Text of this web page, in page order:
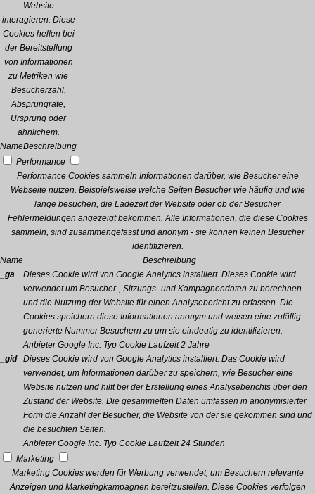
Website
interagieren. Diese
Cookies helfen bei
der Bereitstellung
von Informationen
zu Metriken wie
Besucherzahl,
Absprungrate,
Ursprung oder
ähnlichem.
NameBeschreibung
Performance
Performance Cookies sammeln Informationen darüber, wie Besucher eine
Webseite nutzen. Beispielsweise welche Seiten Besucher wie häufig und wie
lange besuchen, die Ladezeit der Website oder ob der Besucher
Fehlermeldungen angezeigt bekommen. Alle Informationen, die diese Cookies
sammeln, sind zusammengefasst und anonym - sie können keinen Besucher
identifizieren.
Name
Beschreibung
_ga
Dieses Cookie wird von Google Analytics installiert. Dieses Cookie wird
verwendet um Besucher-, Sitzungs- und Kampagnendaten zu berechnen
und die Nutzung der Website für einen Analysebericht zu erfassen. Die
Cookies speichern diese Informationen anonym und weisen eine zufällig
generierte Nummer Besuchern zu um sie eindeutig zu identifizieren.
Anbieter Google Inc. Typ Cookie Laufzeit 2 Jahre
_gid
Dieses Cookie wird von Google Analytics installiert. Das Cookie wird
verwendet, um Informationen darüber zu speichern, wie Besucher eine
Website nutzen und hilft bei der Erstellung eines Analyseberichts über den
Zustand der Website. Die gesammelten Daten umfassen in anonymisierter
Form die Anzahl der Besucher, die Website von der sie gekommen sind und
die besuchten Seiten.
Anbieter Google Inc. Typ Cookie Laufzeit 24 Stunden
Marketing
Marketing Cookies werden für Werbung verwendet, um Besuchern relevante
Anzeigen und Marketingkampagnen bereitzustellen. Diese Cookies verfolgen